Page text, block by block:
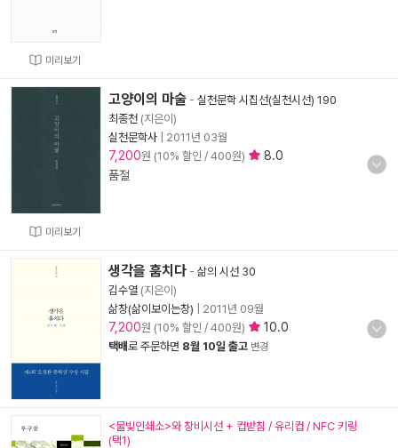
미리보기
미리보기
고양이의 마술 - 실천문학 시집선(실천시선) 190
최종천 (지은이)
실천문학사
2011년 03월
7,200원 (10% 할인 / 400원)
8.0
품절
생각을 훔치다 - 삶의 시선 30
김수열 (지은이)
삶창(삶이보이는창)
2011년 09월
7,200원 (10% 할인 / 400원) 10.0
택배로 주문하면 8월 10일 출고 변경
<물빛인쇄소>와 창비시선 + 컵받침 / 유리컵 / NFC 키링
(택1)